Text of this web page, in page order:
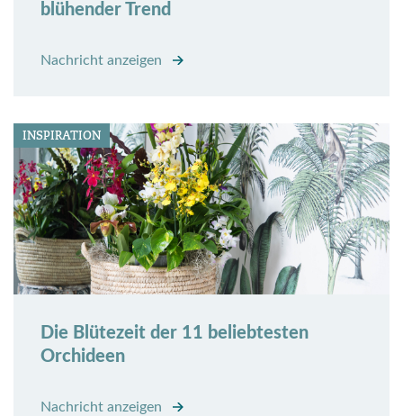
blühender Trend
Nachricht anzeigen
INSPIRATION
Die Blütezeit der 11 beliebtesten
Orchideen
Nachricht anzeigen